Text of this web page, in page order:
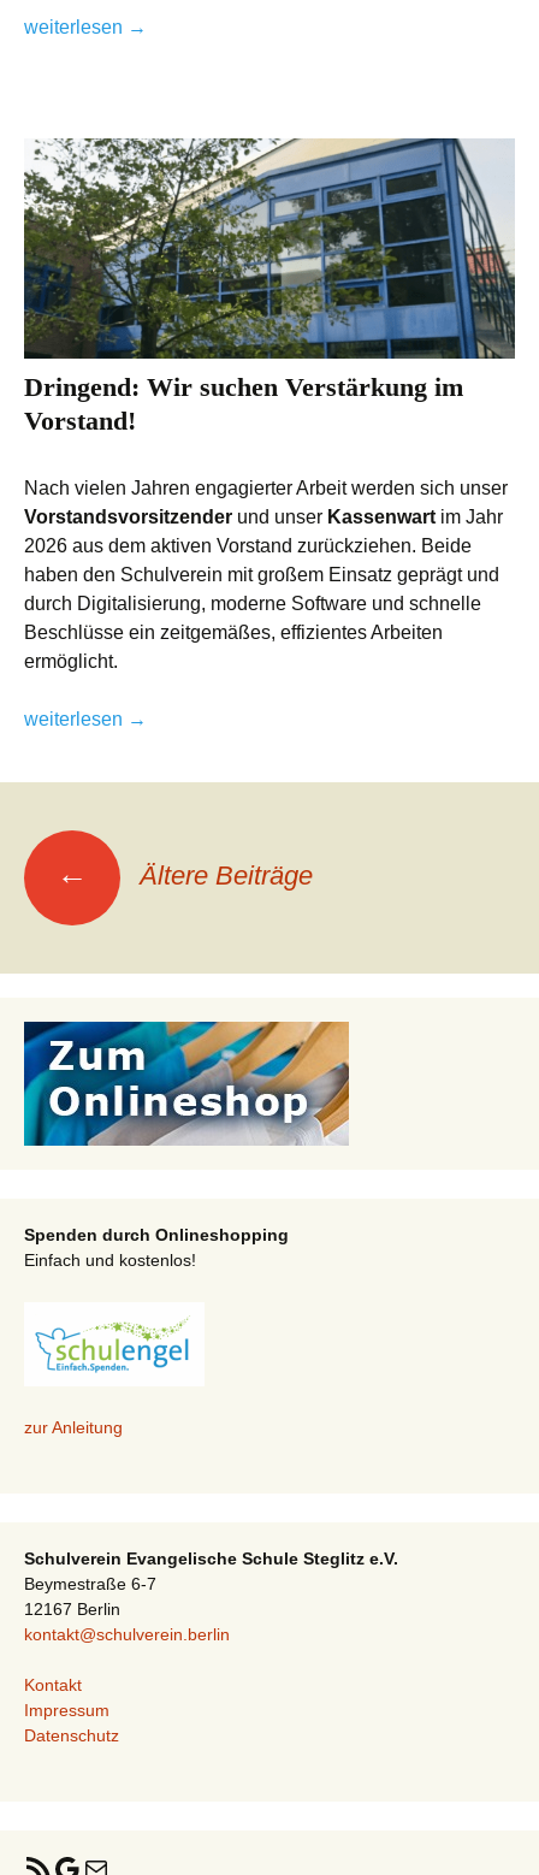
Leistungskursfahrt Englisch der Q2
weiterlesen →
Dringend: Wir suchen Verstärkung im
Vorstand!
Nach vielen Jahren engagierter Arbeit werden sich unser
Vorstandsvorsitzender und unser Kassenwart im Jahr
2026 aus dem aktiven Vorstand zurückziehen. Beide
haben den Schulverein mit großem Einsatz geprägt und
durch Digitalisierung, moderne Software und schnelle
Beschlüsse ein zeitgemäßes, effizientes Arbeiten
ermöglicht.
Dringend: Wir suchen Verstärkung im Vorstand!
weiterlesen →
Beitragsnavigation
← Ältere Beiträge
Spenden durch Onlineshopping
Einfach und kostenlos!
zur Anleitung
Schulverein Evangelische Schule Steglitz e.V.
Beymestraße 6-7
12167 Berlin
kontakt@schulverein.berlin
Kontakt
Impressum
Datenschutz
RSS-FeedGoogle
E-Mail